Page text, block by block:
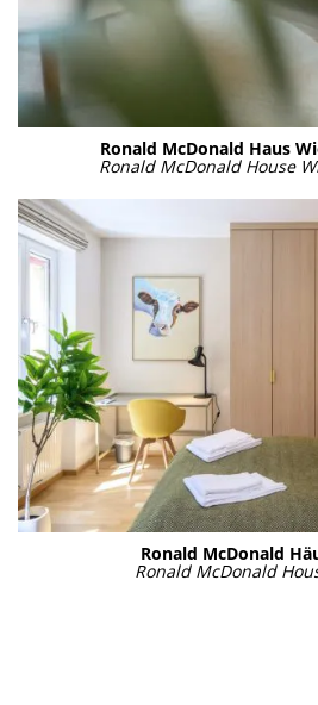
Ronald McDo­nald Haus
Ronald McDo­nald House
Ronald McDo­nald
Ronald McDo­nald